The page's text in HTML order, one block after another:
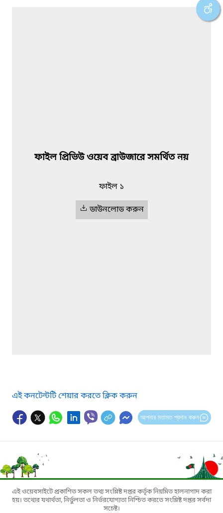
ফাইল প্রিভিউ ওয়েব ব্রাউজারে সমর্থিত নয়
ফাইল ১
ডাউনলোড করুন
এই কনটেন্টটি শেয়ার করতে ক্লিক করুন
আপনার মতামত প্রদান করুন
এই ওয়েবসাইটে প্রকাশিত সকল তথ্য সংশ্লিষ্ট দপ্তর কর্তৃক নিয়মিত হালনাগাদ করা
হয়। তথ্যের যথার্থতা, নির্ভুলতা ও নির্ভরযোগ্যতা নিশ্চিত করতে সংশ্লিষ্ট দপ্তর সর্বদা
সচেষ্ট।